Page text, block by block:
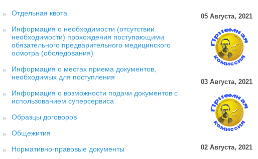
Отдельная квота
Информация о необходимости (отсутствии
необходимости) прохождения поступающими
обязательного предварительного медицинского
осмотра (обследования)
Информация о местах приема документов,
необходимых для поступления
Информация о возможности подачи документов с
использованием суперсервиса
Образцы договоров
Общежития
Нормативно-правовые документы
05 Августа, 2021
03 Августа, 2021
02 Августа, 2021